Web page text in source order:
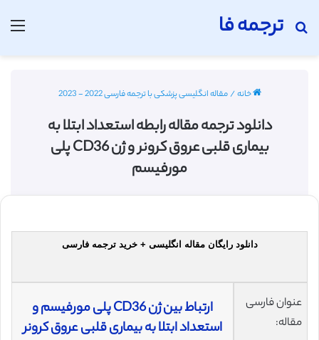
ترجمه فا
جستجو برای
خانه/مقاله انگلیسی پزشکی با ترجمه فارسی 2022 - 2023
دانلود ترجمه مقاله رابطه استعداد ابتلا به
بیماری قلبی عروق کرونر و ژن CD36 پلی
مورفیسم
دانلود رایگان مقاله انگلیسی + خرید ترجمه فارسی
عنوان فارسی
مقاله:
ارتباط بین ژن CD36 پلی مورفیسم و
استعداد ابتلا به بیماری قلبی عروق کرونر